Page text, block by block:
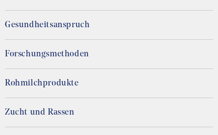
Gesundheitsanspruch
Forschungsmethoden
Rohmilchprodukte
Zucht und Rassen